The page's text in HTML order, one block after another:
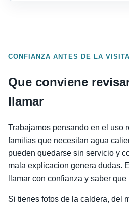
CONFIANZA ANTES DE LA VISITA
Que conviene
llamar
Trabajamos pensando en el uso
familias que necesitan agua
pueden quedarse sin servicio y
mala explicacion genera dudas.
llamar con confianza y saber
Si tienes fotos de la caldera, del